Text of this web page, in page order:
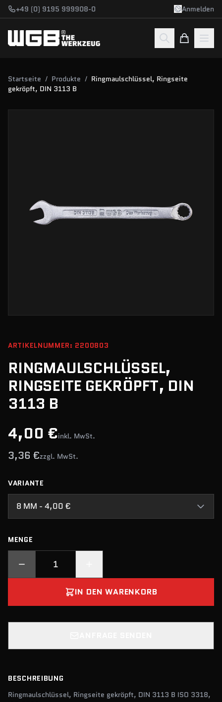
Zum Hauptinhalt springen
+49 (0) 9195 999908-0 Anmelden
Startseite / Produkte / Ringmaulschlüssel, Ringseite
gekröpft, DIN 3113 B
ARTIKELNUMMER: 2200803
RINGMAULSCHLÜSSEL,
RINGSEITE GEKRÖPFT, DIN
3113 B
4,00 €inkl. MwSt.
3,36 €zzgl. MwSt.
VARIANTE
8 MM - 4,00 €
MENGE
IN DEN WARENKORB
BESCHREIBUNG
Ringmaulschlüssel, Ringseite gekröpft, DIN 3113 B ISO 3318,